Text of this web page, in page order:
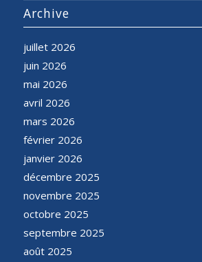
Archive
juillet 2026
juin 2026
mai 2026
avril 2026
mars 2026
février 2026
janvier 2026
décembre 2025
novembre 2025
octobre 2025
septembre 2025
août 2025